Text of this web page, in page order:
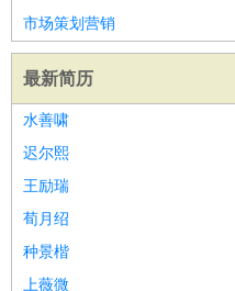
市场策划营销
最新简历
水善啸
迟尔熙
王励瑞
荀月绍
种景楷
上薇微